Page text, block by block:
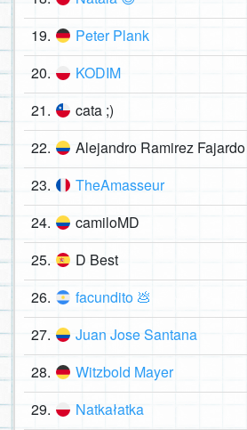
19. Peter Plank
20. KODIM
21. cata ;)
22. Alejandro Ramirez Fajardo
23. TheAmasseur
24. camiloMD
25. D Best
26. facundito 💩
27. Juan Jose Santana
28. Witzbold Mayer
29. Natkałatka